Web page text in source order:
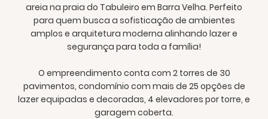
areia na praia do Tabuleiro em Barra Velha. Perfeito
para quem busca a sofisticação de ambientes
amplos e arquitetura moderna alinhando lazer e
segurança para toda a família!
O empreendimento conta com 2 torres de 30
pavimentos, condomínio com mais de 25 opções de
lazer equipadas e decoradas, 4 elevadores por torre, e
garagem coberta.